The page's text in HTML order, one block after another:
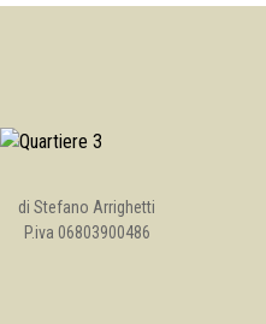
di Stefano Arrighetti
P.iva 06803900486